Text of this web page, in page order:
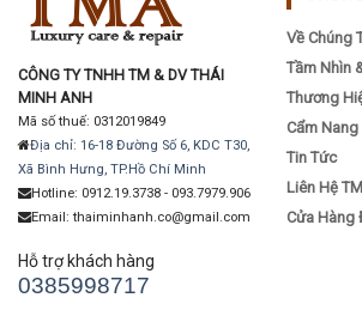
CÔNG TY TNHH TM & DV THÁI
MINH ANH
Mã số thuế: 0312019849
Địa chỉ: 16-18 Đường Số 6, KDC T30,
Xã Bình Hưng, TP.Hồ Chí Minh
Hotline: 0912.19.3738 - 093.7979.906
Email: thaiminhanh.co@gmail.com
Hỗ trợ khách hàng
0385998717
Về Chúng
Tầm Nhìn
Thương
Cẩm Nang
Tin Tức
Liên Hệ
Cửa Hàng